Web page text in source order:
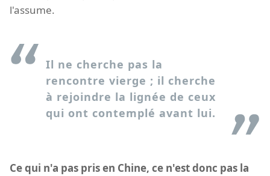
l'assume.
Il ne cherche pas la
rencontre vierge ; il cherche
à rejoindre la lignée de ceux
qui ont contemplé avant lui.
Ce qui n'a pas pris en Chine, ce n'est donc pas la